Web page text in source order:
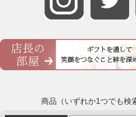
商品（いずれか1つでも検